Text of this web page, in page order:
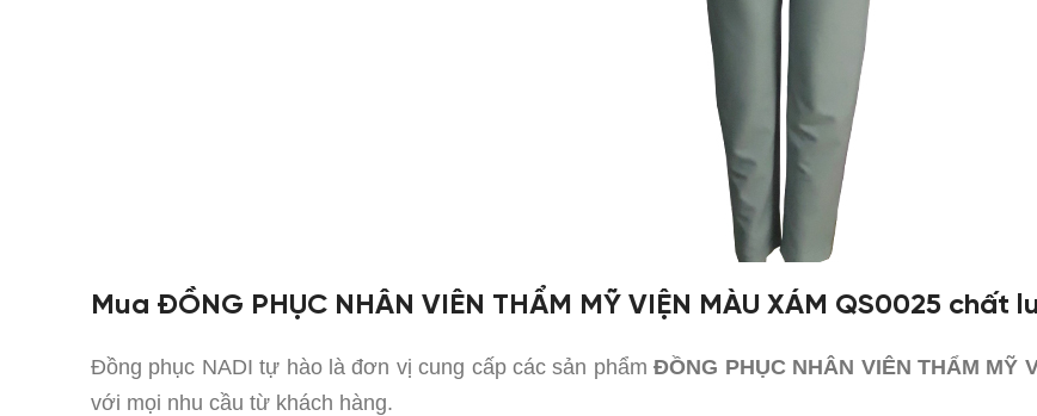
Mua ĐỒNG PHỤC NHÂN VIÊN THẨM MỸ VIỆN MÀU XÁM QS0025
Đồng phục NADI tự hào là đơn vị cung cấp các sản phẩmĐỒNG PHỤC NHÂN VIÊN THẨM MỸ
với mọi nhu cầu từ khách hàng.